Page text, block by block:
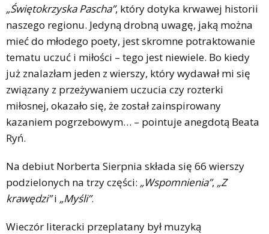
„Świętokrzyska Pascha”, który dotyka krwawej historii
naszego regionu. Jedyną drobną uwagę, jaką można
mieć do młodego poety, jest skromne potraktowanie
tematu uczuć i miłości – tego jest niewiele. Bo kiedy
już znalazłam jeden z wierszy, który wydawał mi się
związany z przeżywaniem uczucia czy rozterki
miłosnej, okazało się, że został zainspirowany
kazaniem pogrzebowym… – pointuje anegdotą Beata
Ryń.
Na debiut Norberta Sierpnia składa się 66 wierszy
podzielonych na trzy części: „Wspomnienia”, „Z
krawędzi”i „Myśli”.
Wieczór literacki przeplatany był muzyką